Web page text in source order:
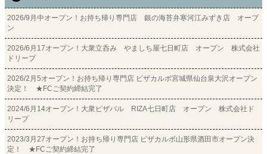
2026/9月中オープン！お持ち帰り専門店 銀の海苔弁寒河江みずき店 オープ
ン
2026/6月17オープン！大衆立呑み やましち屋七日町店 オープン 株式会社
ドリープ
2026/2月5オープン！お持ち帰り専門店 ピザカルボ宮城県仙台泉大沢オープン
決定！ ★FCご契約締結完了
2024/6月14オープン！大衆ピザバル RIZA七日町店 オープン 株式会社ド
リープ
2023/3月27オープン！お持ち帰り専門店 ピザカルボ山形県酒田市オープン決
定！ ★FCご契約締結完了